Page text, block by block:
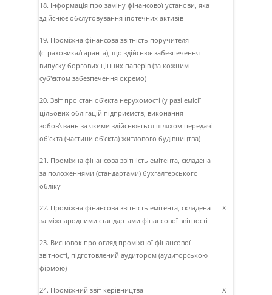
18. Інформація про заміну фінансової установи, яка
здійснює обслуговування іпотечних активів
19. Проміжна фінансова звітність поручителя
(страховика/гаранта), що здійснює забезпечення
випуску боргових цінних паперів (за кожним
суб'єктом забезпечення окремо)
20. Звіт про стан об'єкта нерухомості (у разі емісії
цільових облігацій підприємств, виконання
зобов'язань за якими здійснюється шляхом передачі
об'єкта (частини об'єкта) житлового будівництва)
21. Проміжна фінансова звітність емітента, складена
за положеннями (стандартами) бухгалтерського
обліку
22. Проміжна фінансова звітність емітента, складена
за міжнародними стандартами фінансової звітності
X
23. Висновок про огляд проміжної фінансової
звітності, підготовлений аудитором (аудиторською
фірмою)
24. Проміжний звіт керівництва X